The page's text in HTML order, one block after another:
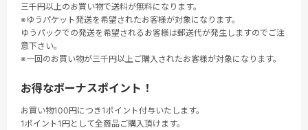
三千円以上のお買い物で送料が無料になります。
※ゆうパケット発送を希望されたお客様が対象になります。
ゆうパックでの発送を希望されるお客様は郵送代が発生しますのでご注
意下さい。
※一回のお買い物が三千円以上ご購入されたお客様が対象になります。
お得なボーナスポイント！
お買い物100円につき1ポイント付与いたします。
1ポイント1円として全商品ご購入頂けます。